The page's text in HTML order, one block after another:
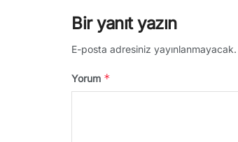
Bir yanıt yazın
E-posta adresiniz yayınlanmayacak.
Yorum *